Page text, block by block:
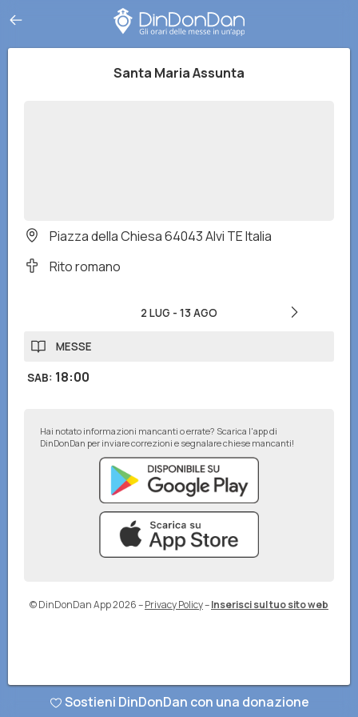
Santa Maria Assunta
Piazza della Chiesa 64043 Alvi TE Italia
Rito romano
2 LUG - 13 AGO
MESSE
SAB: 18:00
Hai notato informazioni mancanti o errate? Scarica l'app di
DinDonDan per inviare correzioni e segnalare chiese mancanti!
© DinDonDan App 2026–Privacy Policy–Inserisci sul tuo sito web
Sostieni DinDonDan con una donazione